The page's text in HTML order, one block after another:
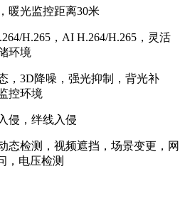
光监控距离30米
H.265，AI H.264/H.265，灵活
环境
3D降噪，强光抑制，背光补
控环境
，绊线入侵
检测，视频遮挡，场景变更，网
，电压检测